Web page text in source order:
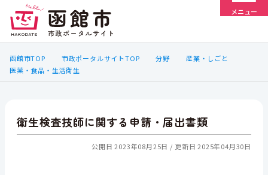
メニュー
函館市TOP 市政ポータルサイトTOP 分野
産業・しごと
医薬・食品・生活衛生
衛生検査技師に関する申請・届出書類
公開日 2023年08月25日 更新日 2025年04月30日